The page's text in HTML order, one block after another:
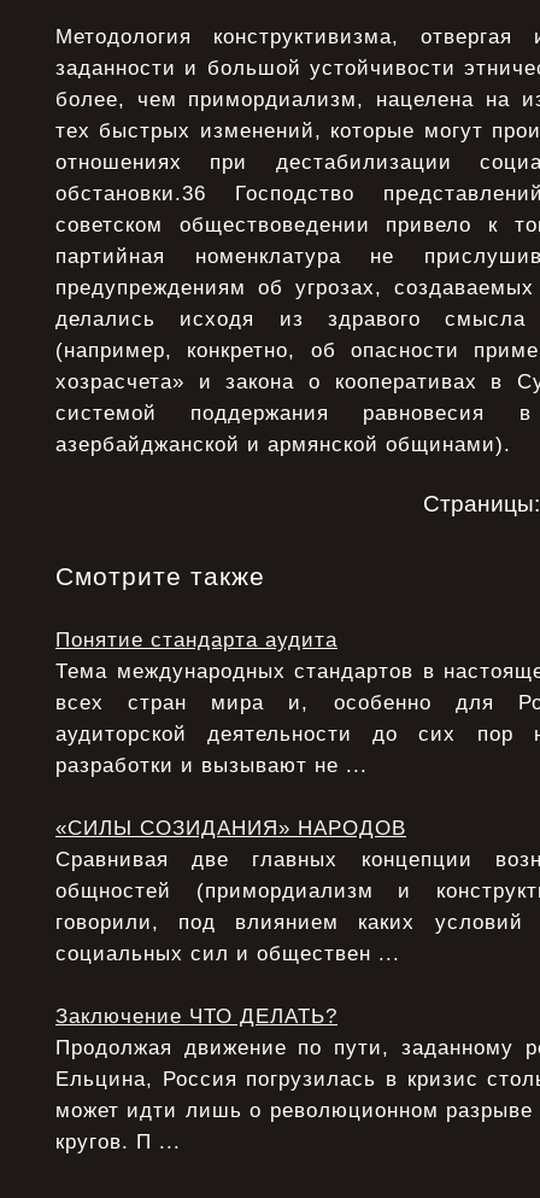
Методология конструктивизма,
заданности и большой устойчивости
более, чем примордиализм, нацелена на
тех быстрых изменений, которые могут
отношениях при дестабилизации
обстановки.36 Господство
советском обществоведении привело к
партийная номенклатура не
предупреждениям об угрозах,
делались исходя из здравого
(например, конкретно, об опасности
хозрасчета» и закона о кооперативах в
системой поддержания равновесия
азербайджанской и армянской общинами).
Смотрите также
Понятие стандарта аудита
Тема международных стандартов в
всех стран мира и, особенно для
аудиторской деятельности до сих пор
разработки и вызывают не ...
«СИЛЫ СОЗИДАНИЯ» НАРОДОВ
Сравнивая две главных концепции
общностей (примордиализм и
говорили, под влиянием каких
социальных сил и обществен ...
Заключение ЧТО ДЕЛАТЬ?
Продолжая движение по пути, заданному
Ельцина, Россия погрузилась в кризис
может идти лишь о революционном
кругов. П ...